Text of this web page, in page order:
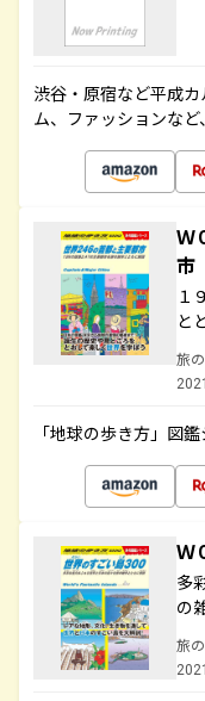
渋谷・原宿など平成
ム、ファッションなど
Ｗ
市
１
と
旅
「地球の歩き方」図
Ｗ
多
の
旅